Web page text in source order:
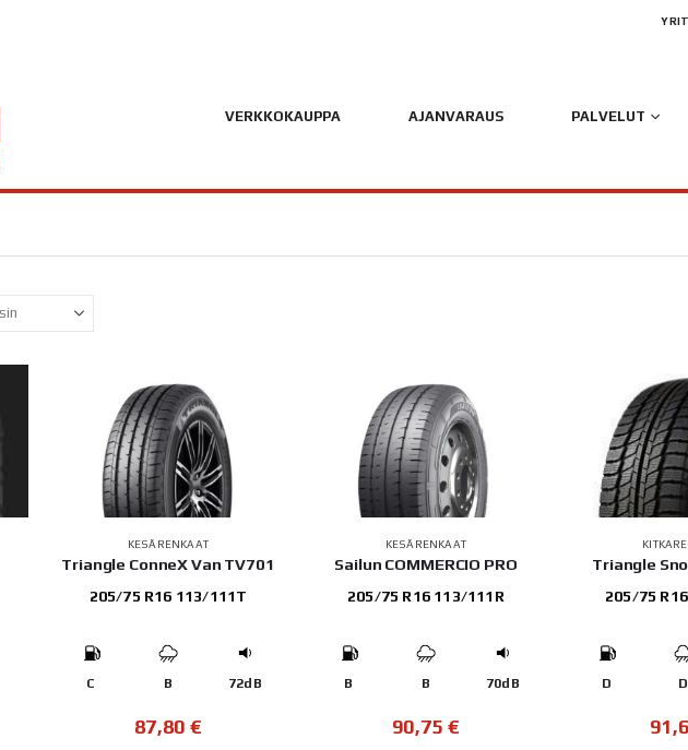
VERKKOKAUPPA AJANVARAUS PALVELUT
KESÄRENKAAT
Triangle ConneX Van TV701
205/75 R16 113/111T
C B 72dB
87,80 €
KESÄRENKAAT
Sailun COMMERCIO PRO
205/75 R16 113/111R
B B 70dB
90,75 €
Triangle
205/75
D D